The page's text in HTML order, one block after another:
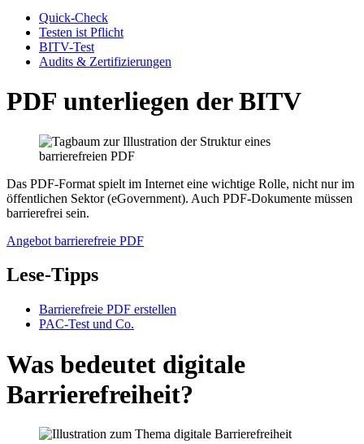
Quick-Check
Testen ist Pflicht
BITV-Test
Audits & Zertifizierungen
PDF unterliegen der BITV
Das PDF-Format spielt im Internet eine wichtige Rolle, nicht nur im
öffentlichen Sektor (eGovernment). Auch PDF-Dokumente müssen
barrierefrei sein.
Angebot barrierefreie PDF
Lese-Tipps
Barrierefreie PDF erstellen
PAC-Test und Co.
Was bedeutet digitale
Barrierefreiheit?